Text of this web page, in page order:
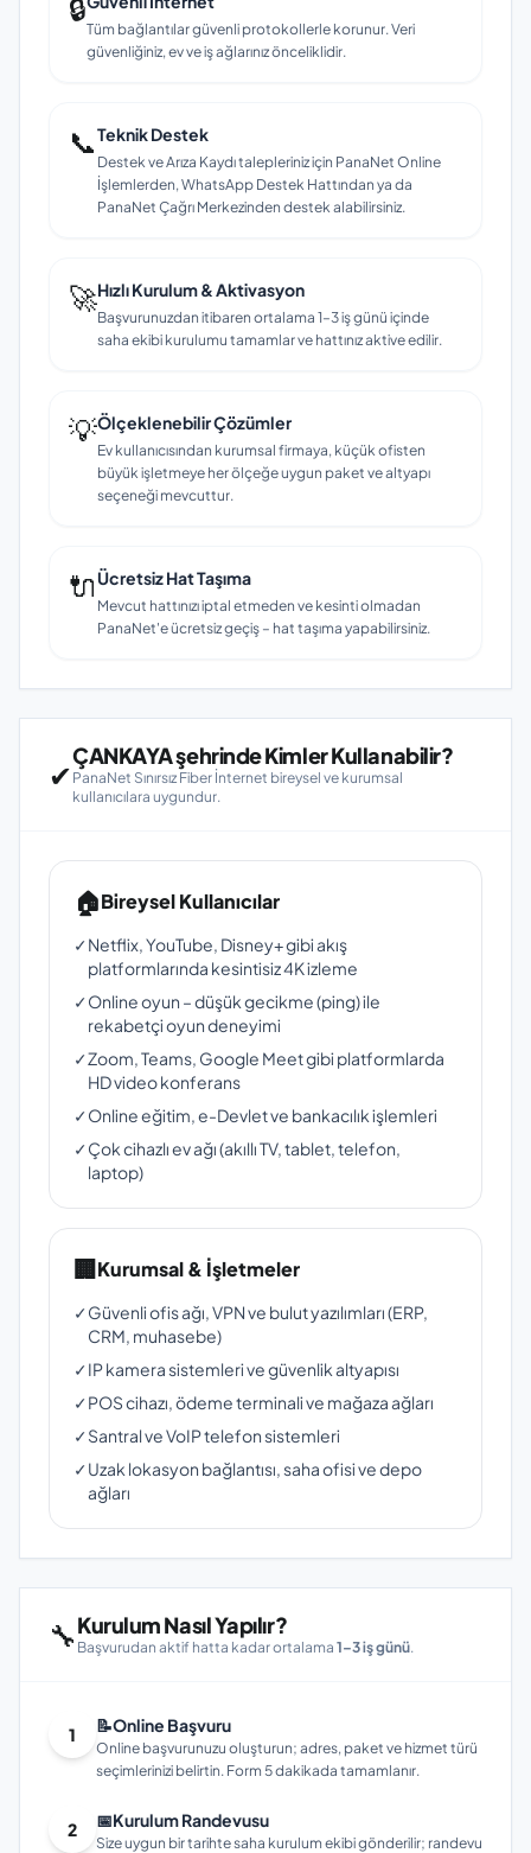
🔒
Tüm bağlantılar güvenli protokollerle korunur. Veri
güvenliğiniz, ev ve iş ağlarınız önceliklidir.
📞Teknik Destek
Destek ve Arıza Kaydı talepleriniz için PanaNet Online
İşlemlerden, WhatsApp Destek Hattından ya da
PanaNet Çağrı Merkezinden destek alabilirsiniz.
🚀Hızlı Kurulum & Aktivasyon
Başvurunuzdan itibaren ortalama 1–3 iş günü içinde
saha ekibi kurulumu tamamlar ve hattınız aktive edilir.
💡Ölçeklenebilir Çözümler
Ev kullanıcısından kurumsal firmaya, küçük ofisten
büyük işletmeye her ölçeğe uygun paket ve altyapı
seçeneği mevcuttur.
🔌Ücretsiz Hat Taşıma
Mevcut hattınızı iptal etmeden ve kesinti olmadan
PanaNet'e ücretsiz geçiş – hat taşıma yapabilirsiniz.
✔
ÇANKAYA şehrinde Kimler Kullanabilir?
PanaNet Sınırsız Fiber İnternet bireysel ve kurumsal
kullanıcılara uygundur.
🏠Bireysel Kullanıcılar
✓Netflix, YouTube, Disney+ gibi akış
platformlarında kesintisiz 4K izleme
✓Online oyun – düşük gecikme (ping) ile
rekabetçi oyun deneyimi
✓Zoom, Teams, Google Meet gibi platformlarda
HD video konferans
✓Online eğitim, e-Devlet ve bankacılık işlemleri
✓Çok cihazlı ev ağı (akıllı TV, tablet, telefon,
laptop)
🏢Kurumsal & İşletmeler
✓Güvenli ofis ağı, VPN ve bulut yazılımları (ERP,
CRM, muhasebe)
✓IP kamera sistemleri ve güvenlik altyapısı
✓POS cihazı, ödeme terminali ve mağaza ağları
✓Santral ve VoIP telefon sistemleri
✓Uzak lokasyon bağlantısı, saha ofisi ve depo
ağları
🔧Kurulum Nasıl Yapılır?
Başvurudan aktif hatta kadar ortalama 1–3 iş günü.
1 📝Online Başvuru
Online başvurunuzu oluşturun; adres, paket ve hizmet türü
seçimlerinizi belirtin. Form 5 dakikada tamamlanır.
2 📅Kurulum Randevusu
Size uygun bir tarihte saha kurulum ekibi gönderilir; randevu